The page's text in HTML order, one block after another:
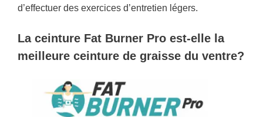
d’effectuer des exercices d’entretien légers.
La ceinture Fat Burner Pro est-elle la
meilleure ceinture de graisse du ventre?